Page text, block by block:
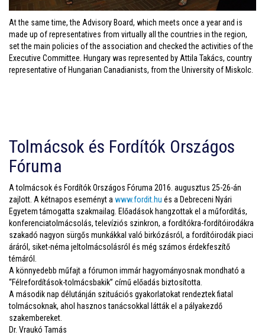
At the same time, the Advisory Board, which meets once a year and is
made up of representatives from virtually all the countries in the region,
set the main policies of the association and checked the activities of the
Executive Committee. Hungary was represented by Attila Takács, country
representative of Hungarian Canadianists, from the University of Miskolc.
Tolmácsok és Fordítók Országos
Fóruma
A tolmácsok és Fordítók Országos Fóruma 2016. augusztus 25-26-án
zajlott. A kétnapos eseményt a www.fordit.hu és a Debreceni Nyári
Egyetem támogatta szakmailag. Előadások hangzottak el a műfordítás,
konferenciatolmácsolás, televíziós szinkron, a fordítókra-fordítóirodákra
szakadó nagyon sürgős munkákkal való birkózásról, a fordítóirodák piaci
áráról, siket-néma jeltolmácsolásról és még számos érdekfeszítő
témáról.
A könnyedebb műfajt a fórumon immár hagyományosnak mondható a
“Félrefordítások-tolmácsbakik” című előadás biztosította.
A második nap délutánján szituációs gyakorlatokat rendeztek fiatal
tolmácsoknak, ahol hasznos tanácsokkal látták el a pályakezdő
szakembereket.
Dr. Vraukó Tamás